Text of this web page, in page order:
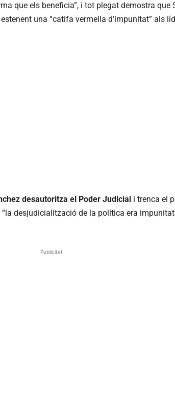
que els beneficia”, i tot plegat demostra que
una “catifa vermella d’impunitat” als
desautoritza el Poder Judicial i trenca el
desjudicialització de la política era
Publicitat